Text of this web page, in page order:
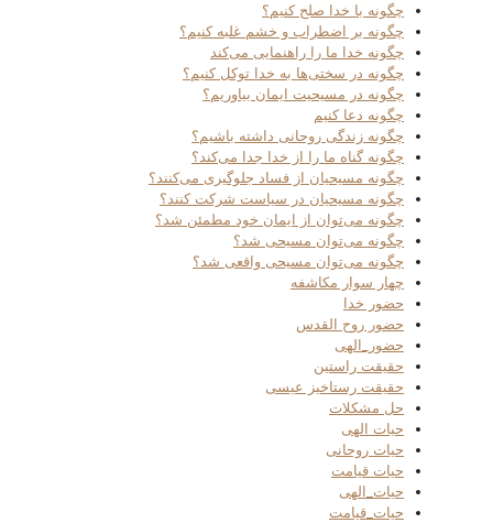
چگونه با خدا صلح کنیم؟
چگونه بر اضطراب و خشم غلبه کنیم؟
چگونه خدا ما را راهنمایی می‌کند
چگونه در سختی‌ها به خدا توکل کنیم؟
چگونه در مسیحیت ایمان بیاوریم؟
چگونه دعا کنیم
چگونه زندگی روحانی داشته باشیم؟
چگونه گناه ما را از خدا جدا می‌کند؟
چگونه مسیحیان از فساد جلوگیری می‌کنند؟
چگونه مسیحیان در سیاست شرکت کنند؟
چگونه می‌توان از ایمان خود مطمئن شد؟
چگونه می‌توان مسیحی شد؟
چگونه می‌توان مسیحی واقعی شد؟
چهار سوار مکاشفه
حضور خدا
حضور روح القدس
حضور_الهی
حقیقت راستین
حقیقت رستاخیز عیسی
حل مشکلات
حیات الهی
حیات روحانی
حیات قیامت
حیات_الهی
حیات_قیامت